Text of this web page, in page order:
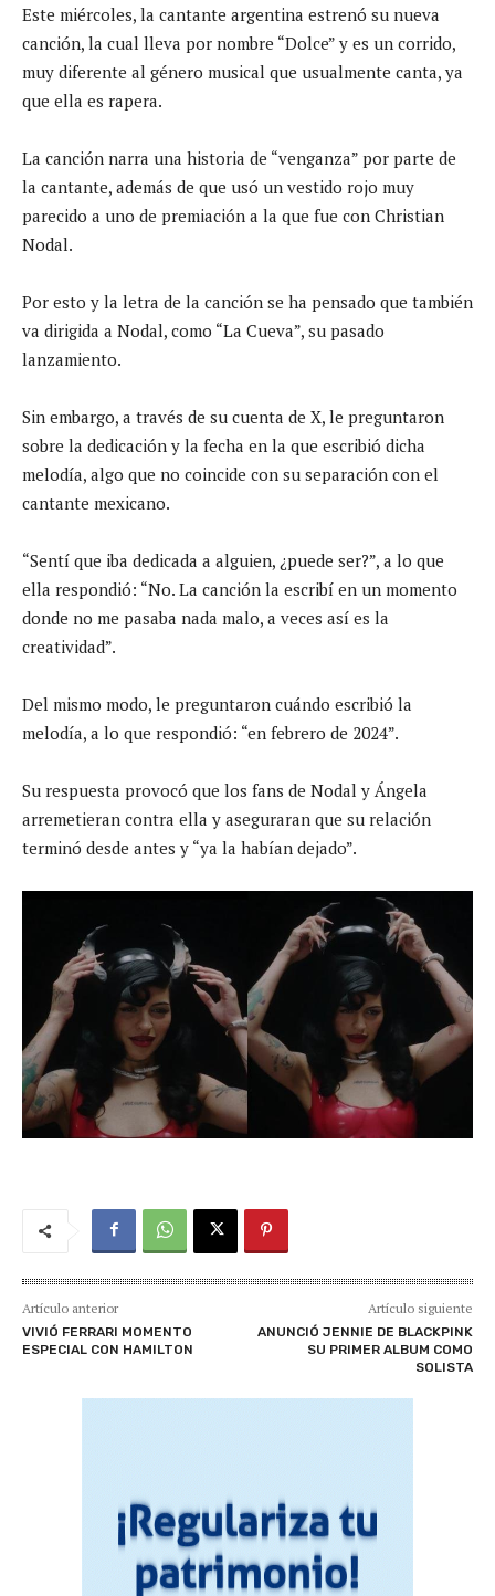
Este miércoles, la cantante argentina estrenó su nueva
canción, la cual lleva por nombre “Dolce” y es un corrido,
muy diferente al género musical que usualmente canta, ya
que ella es rapera.
La canción narra una historia de “venganza” por parte de
la cantante, además de que usó un vestido rojo muy
parecido a uno de premiación a la que fue con Christian
Nodal.
Por esto y la letra de la canción se ha pensado que también
va dirigida a Nodal, como “La Cueva”, su pasado
lanzamiento.
Sin embargo, a través de su cuenta de X, le preguntaron
sobre la dedicación y la fecha en la que escribió dicha
melodía, algo que no coincide con su separación con el
cantante mexicano.
“Sentí que iba dedicada a alguien, ¿puede ser?”, a lo que
ella respondió: “No. La canción la escribí en un momento
donde no me pasaba nada malo, a veces así es la
creatividad”.
Del mismo modo, le preguntaron cuándo escribió la
melodía, a lo que respondió: “en febrero de 2024”.
Su respuesta provocó que los fans de Nodal y Ángela
arremetieran contra ella y aseguraran que su relación
terminó desde antes y “ya la habían dejado”.
Artículo anterior
VIVIÓ FERRARI MOMENTO
ESPECIAL CON HAMILTON
Artículo siguiente
ANUNCIÓ JENNIE DE BLACKPINK
SU PRIMER ALBUM COMO
SOLISTA